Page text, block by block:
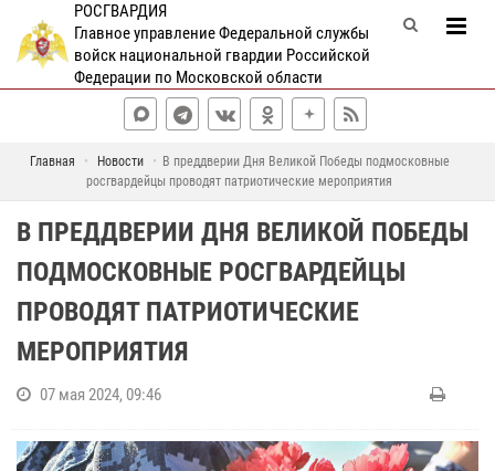
РОСГВАРДИЯ
Главное управление Федеральной службы
войск национальной гвардии Российской
Федерации по Московской области
Главная Новости
В преддверии Дня Великой Победы подмосковные
росгвардейцы проводят патриотические мероприятия
В ПРЕДДВЕРИИ ДНЯ ВЕЛИКОЙ ПОБЕДЫ
ПОДМОСКОВНЫЕ РОСГВАРДЕЙЦЫ
ПРОВОДЯТ ПАТРИОТИЧЕСКИЕ
МЕРОПРИЯТИЯ
07 мая 2024, 09:46